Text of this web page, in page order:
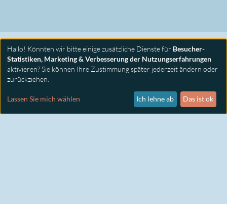
KONTAKT
Hallo! Könnten wir bitte einige zusätzliche Dienste für Besucher-
Statistiken, Marketing & Verbesserung der Nutzungserfahrungen
aktivieren? Sie können Ihre Zustimmung später jederzeit ändern oder
zurückziehen.
Lassen Sie mich wählen Ich lehne ab Das ist ok